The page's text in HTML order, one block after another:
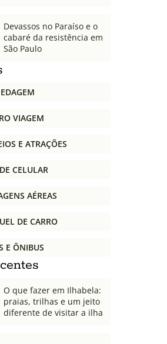
Devassos no Paraíso e o
cabaré da resistência em
São Paulo
VIAGEM
E ATRAÇÕES
CELULAR
AÉREAS
DE CARRO
E ÔNIBUS
O que fazer em Ilhabela:
praias, trilhas e um jeito
diferente de visitar a ilha